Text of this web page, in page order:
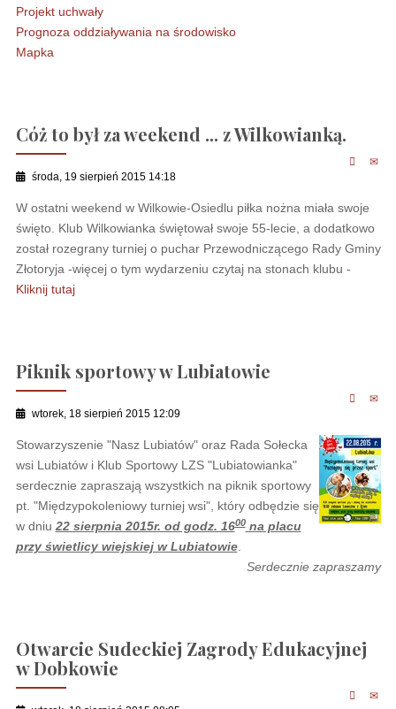
Projekt uchwały
Prognoza oddziaływania na środowisko
Mapka
Cóż to był za weekend ... z Wilkowianką.
środa, 19 sierpień 2015 14:18
W ostatni weekend w Wilkowie-Osiedlu piłka nożna miała swoje
święto. Klub Wilkowianka świętował swoje 55-lecie, a dodatkowo
został rozegrany turniej o puchar Przewodniczącego Rady Gminy
Złotoryja -więcej o tym wydarzeniu czytaj na stonach klubu -
Kliknij tutaj
Piknik sportowy w Lubiatowie
wtorek, 18 sierpień 2015 12:09
Stowarzyszenie "Nasz Lubiatów" oraz Rada Sołecka
wsi Lubiatów i Klub Sportowy LZS "Lubiatowianka"
serdecznie zapraszają wszystkich na piknik sportowy
pt. "Międzypokoleniowy turniej wsi", który odbędzie się
w dniu 22 sierpnia 2015r. od godz. 1600na placu
przy świetlicy wiejskiej w Lubiatowie.
Serdecznie zapraszamy
Otwarcie Sudeckiej Zagrody Edukacyjnej
w Dobkowie